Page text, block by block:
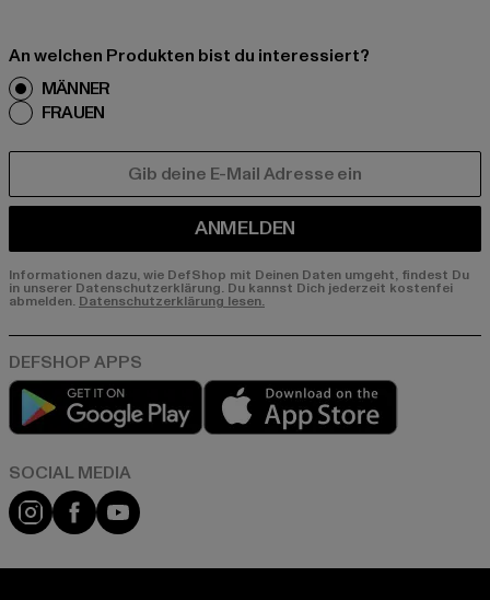
An welchen Produkten bist du interessiert?
MÄNNER
FRAUEN
ANMELDEN
Informationen dazu, wie DefShop mit Deinen Daten umgeht, findest Du
in unserer Datenschutzerklärung. Du kannst Dich jederzeit kostenfei
abmelden. Datenschutzerklärung lesen.
Play market
Instagram
FacebookYouTube